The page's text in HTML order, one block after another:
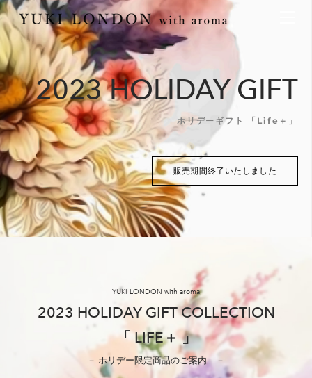
2023 HOLIDAY GIFT
ホリデーギフト 「Life＋」
販売期間終了いたしました
YUKI LONDON with aroma
2023 HOLIDAY GIFT COLLECTION
「 LIFE＋ 」
－ ホリデー限定商品のご案内 －
最新情報
トピックス
メディア情報
イベント情報
事業内容
アロマイベント／講習会
イベント
出張アロマ空間
アロマセレモニー《ゲスト参加型演出》
天然アロマ講座
aroma bar【完全会員制】
アロマ空間デザイン
アロマ空間導入の目的・メリット
お問い合わせ
アロマ空間無料体験お申込みフォーム
会社概要
代表の想い
ONLINE SHOP
香りの定期便
オリジナル商品
精油56種
グッズ基材
特別なギフトセレクション
アロマコラム